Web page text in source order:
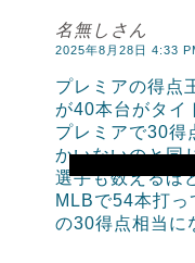
名無しさん
2025年8月28日 4:33
プレミアの得点
が40本台がタイ
プレミアで30得
かいないのと同
選手も数えるほ
MLBで54本打っ
の30得点相当に